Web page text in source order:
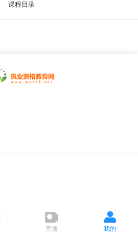
课程目录
直播 我的